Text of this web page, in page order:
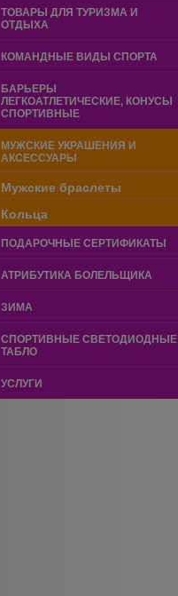
ТОВАРЫ ДЛЯ ТУРИЗМА И
ОТДЫХА
КОМАНДНЫЕ ВИДЫ СПОРТА
БАРЬЕРЫ
ЛЕГКОАТЛЕТИЧЕСКИЕ, КОНУСЫ
СПОРТИВНЫЕ
МУЖСКИЕ УКРАШЕНИЯ И
АКСЕССУАРЫ
Мужские браслеты
Кольца
ПОДАРОЧНЫЕ СЕРТИФИКАТЫ
АТРИБУТИКА БОЛЕЛЬЩИКА
ЗИМА
СПОРТИВНЫЕ СВЕТОДИОДНЫЕ
ТАБЛО
УСЛУГИ